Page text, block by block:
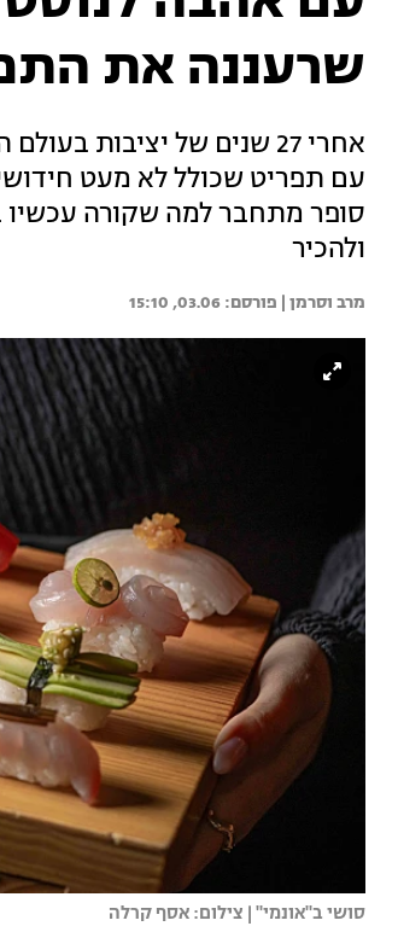
שרעננה את
אחרי 27 שנים של יציבות
עם תפריט שכולל לא מעט
סופר מתחבר למה שקורה עכשיו
ולהכיר
מרב וסרמן | 03.06, 15:10
סושי ב"אונמי" | צילום: אסף קרלה